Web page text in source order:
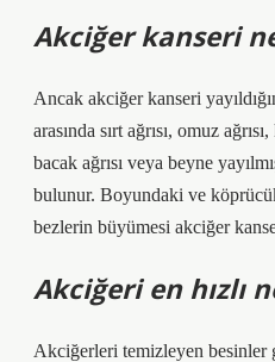
Akciğer kanseri
Ancak akciğer kanseri
arasında sırt ağrısı, omuz
bacak ağrısı veya beyne
bulunur. Boyundaki ve
bezlerin büyümesi akciğer
Akciğeri en hızlı
Akciğerleri temizleyen